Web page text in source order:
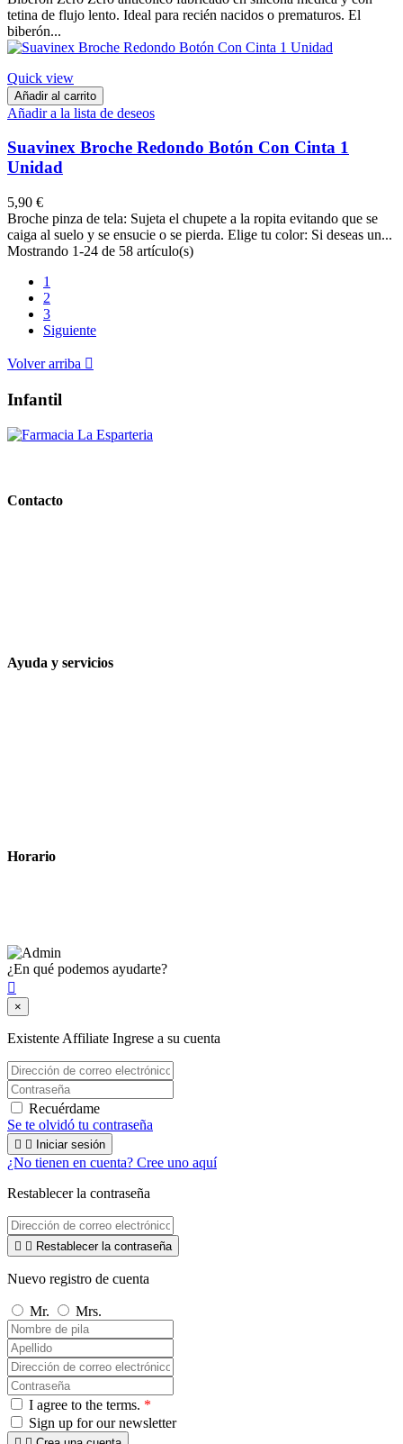
tetina de flujo lento. Ideal para recién nacidos o prematuros. El
biberón...
Quick view
Añadir al carrito
Añadir a la lista de deseos
Suavinex Broche Redondo Botón Con Cinta 1
Unidad
5,90 €
Broche pinza de tela: Sujeta el chupete a la ropita evitando que se
caiga al suelo y se ensucie o se pierda. Elige tu color: Si deseas un...
Mostrando 1-24 de 58 artículo(s)
1
2
3
Siguiente
Volver arriba 
Infantil
Contacto
Ayuda y servicios
Horario
¿En qué podemos ayudarte?

×
Existente Affiliate Ingrese a su cuenta
Recuérdame
Se te olvidó tu contraseña
  Iniciar sesión
¿No tienen en cuenta? Cree uno aquí
Restablecer la contraseña
  Restablecer la contraseña
Nuevo registro de cuenta
Mr. Mrs.
I agree to the terms. *
Sign up for our newsletter